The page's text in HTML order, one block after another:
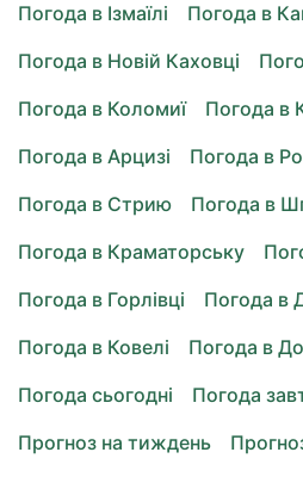
Погода в Ізмаїлі
Погода в
Погода в Новій Каховці
Погода в Коломиї
Погода в
Погода в Арцизі
Погода в
Погода в Стрию
Погода в
Погода в Краматорську
Погода в Горлівці
Погода в
Погода в Ковелі
Погода в
Погода сьогодні
Погода
Прогноз на тиждень